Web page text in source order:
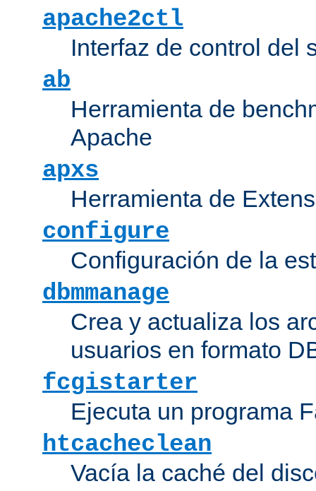
apache2ctl
Interfaz de control del
ab
Herramienta de
Apache
apxs
Herramienta de
configure
Configuración de la
dbmmanage
Crea y actualiza los
usuarios en formato
fcgistarter
Ejecuta un programa
htcacheclean
Vacía la caché del